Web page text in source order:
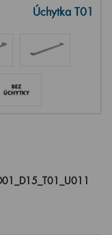
Úchytka T01